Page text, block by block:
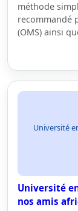
méthode
recommandé
(OMS) ainsi
Université
Université
nos amis